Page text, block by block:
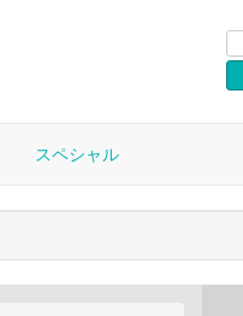
スペシャル